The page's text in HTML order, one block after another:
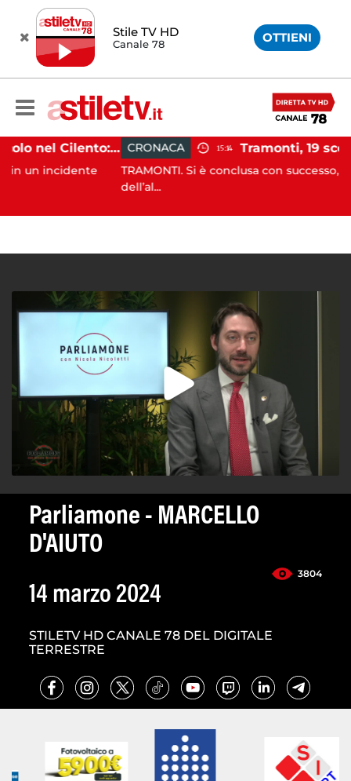
Stile TV HD
Canale 78 OTTIENI
Incidente agricolo nel Cilento: trattore si ribalta, muore 71enne CRONACA 15:14
TRAMONTI. Si è conclusa con successo, alle
Parliamone - MARCELLO
D'AIUTO
3804
14 marzo 2024
STILETV HD CANALE 78 DEL DIGITALE
TERRESTRE